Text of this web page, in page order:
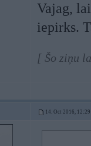
Vajag,
iepirks.
[ Šo ziņu
14. Oct 2016, 12:29